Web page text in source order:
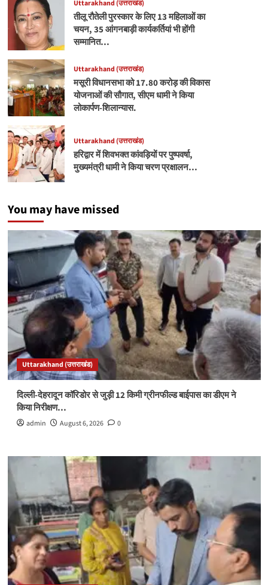
Uttarakhand (उत्तराखंड)
तीलू रौतेली पुरस्कार के लिए 13 महिलाओं का
चयन, 35 आंगनबाड़ी कार्यकर्तियां भी होंगी
सम्मानित…
Uttarakhand (उत्तराखंड)
मसूरी विधानसभा को 17.80 करोड़ की विकास
योजनाओं की सौगात, सीएम धामी ने किया
लोकार्पण-शिलान्यास.
Uttarakhand (उत्तराखंड)
हरिद्वार में शिवभक्त कांवड़ियों पर पुष्पवर्षा,
मुख्यमंत्री धामी ने किया चरण प्रक्षालन…
You may have missed
Uttarakhand (उत्तराखंड)
दिल्ली-देहरादून कॉरिडोर से जुड़ी 12 किमी ग्रीनफील्ड बाईपास का डीएम ने
किया निरीक्षण…
admin August 6, 2026 0